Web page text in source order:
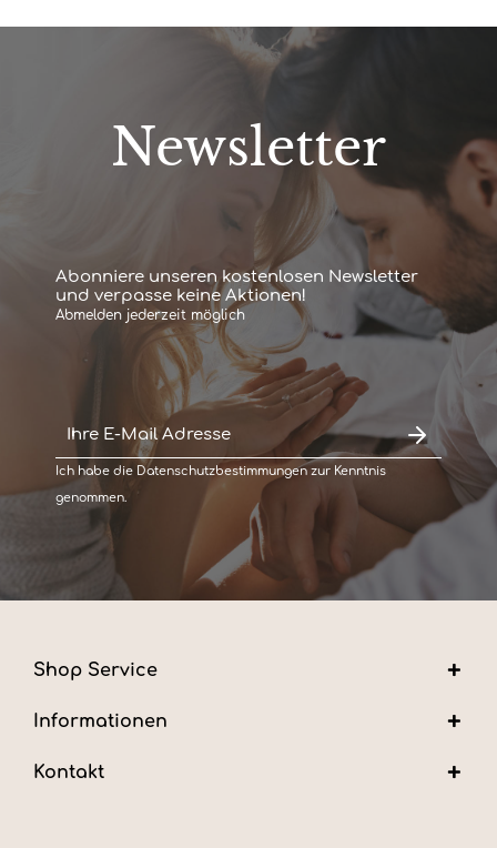
Newsletter
Abonniere unseren kostenlosen Newsletter
und verpasse keine Aktionen!
Abmelden jederzeit möglich
Ich habe die Datenschutzbestimmungen zur Kenntnis
genommen.
Shop Service
Informationen
Kontakt